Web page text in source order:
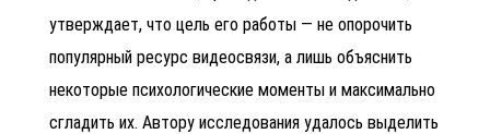
утверждает, что цель его работы — не опорочить
популярный ресурс видеосвязи, а лишь объяснить
некоторые психологические моменты и максимально
сгладить их. Автору исследования удалось выделить